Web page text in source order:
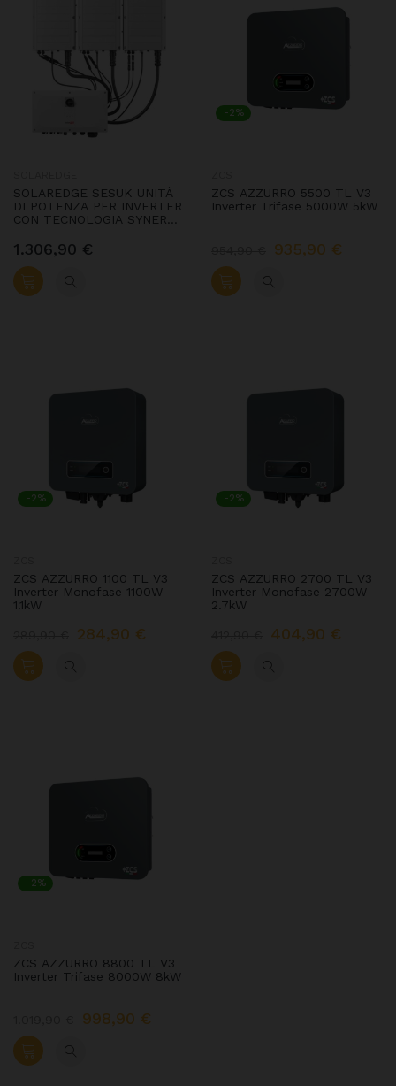
SOLAREDGE SESUK UNITÀ
DI POTENZA PER INVERTER
CON TECNOLOGIA SYNERGY
SE100K SE120K
1.306,90 €
-2%
ZCS AZZURRO 5500 TL V3
Inverter Trifase 5000W 5kW
935,90 €
-2%
ZCS AZZURRO 1100 TL V3
Inverter Monofase 1100W
1.1kW
284,90 €
-2%
ZCS AZZURRO 2700 TL V3
Inverter Monofase 2700W
2.7kW
404,90 €
-2%
ZCS AZZURRO 8800 TL V3
Inverter Trifase 8000W 8kW
998,90 €